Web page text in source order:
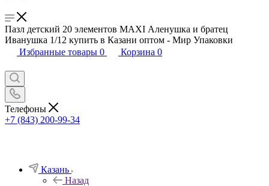
Пазл детский 20 элементов MAXI Аленушка и братец
Иванушка 1/12 купить в Казани оптом - Мир Упаковки
Избранные товары 0 Корзина 0
Телефоны
+7 (843) 200-99-34
Казань
Назад